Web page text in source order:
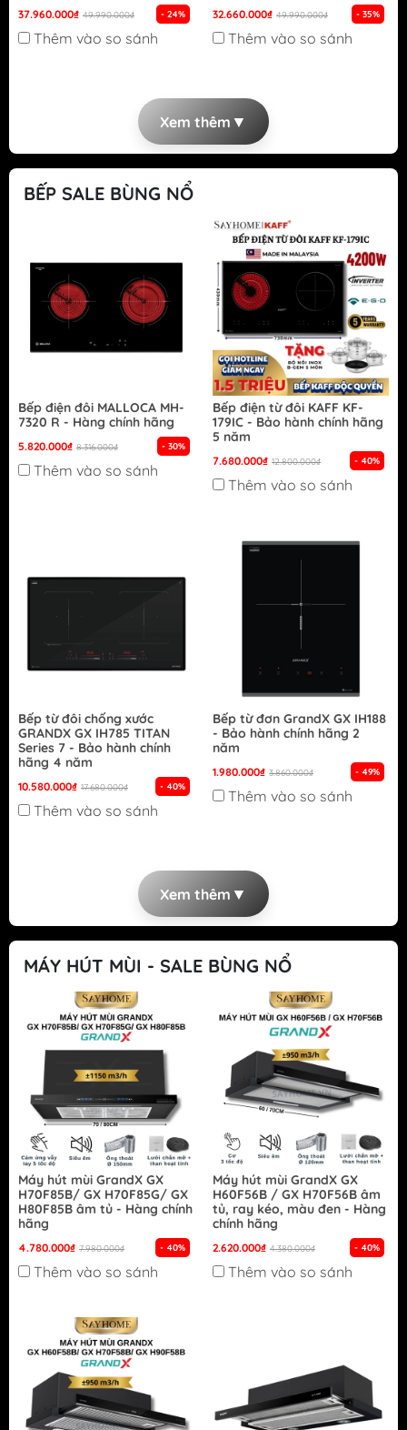
37.960.000₫ 49.990.000₫ - 24%
Thêm vào so sánh
32.660.000₫ 49.990.000₫ - 35%
Thêm vào so sánh
Xem thêm ▼
BẾP SALE BÙNG NỔ
Bếp điện đôi MALLOCA MH-
7320 R - Hàng chính hãng
5.820.000₫ 8.316.000₫ - 30%
Thêm vào so sánh
Bếp điện từ đôi KAFF KF-
179IC - Bảo hành chính hãng
5 năm
7.680.000₫ 12.800.000₫ - 40%
Thêm vào so sánh
Bếp từ đôi chống xước
GRANDX GX IH785 TITAN
Series 7 - Bảo hành chính
hãng 4 năm
10.580.000₫ 17.680.000₫ - 40%
Thêm vào so sánh
Bếp từ đơn GrandX GX IH188
- Bảo hành chính hãng 2
năm
1.980.000₫ 3.860.000₫ - 49%
Thêm vào so sánh
Xem thêm ▼
MÁY HÚT MÙI - SALE BÙNG NỔ
Máy hút mùi GrandX GX
H70F85B/ GX H70F85G/ GX
H80F85B âm tủ - Hàng chính
hãng
4.780.000₫ 7.980.000₫ - 40%
Thêm vào so sánh
Máy hút mùi GrandX GX
H60F56B / GX H70F56B âm
tủ, ray kéo, màu đen - Hàng
chính hãng
2.620.000₫ 4.380.000₫ - 40%
Thêm vào so sánh